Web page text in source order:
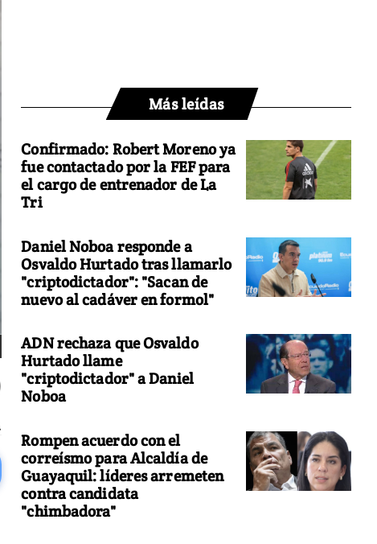
Más leídas
Confirmado: Robert Moreno ya
fue contactado por la FEF para
el cargo de entrenador de La
Tri
Daniel Noboa responde a
Osvaldo Hurtado tras llamarlo
"criptodictador": "Sacan de
nuevo al cadáver en formol"
ADN rechaza que Osvaldo
Hurtado llame
"criptodictador" a Daniel
Noboa
Rompen acuerdo con el
correísmo para Alcaldía de
Guayaquil: líderes arremeten
contra candidata
"chimbadora"